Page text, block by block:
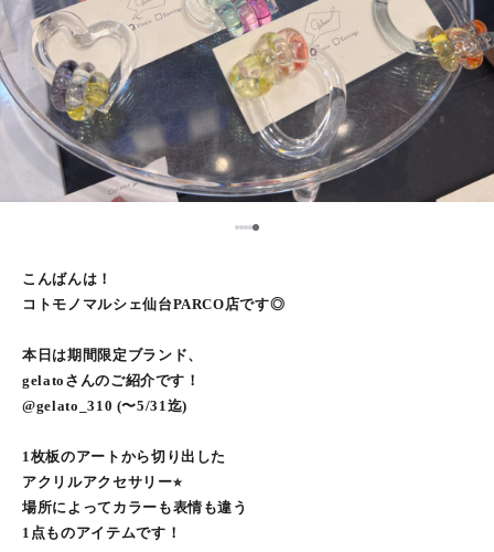
1234
こんばんは！
コトモノマルシェ仙台PARCO店です◎
本日は期間限定ブランド、
gelatoさんのご紹介です！
@gelato_310 (〜5/31迄)
1枚板のアートから切り出した
アクリルアクセサリー⭐︎
場所によってカラーも表情も違う
1点ものアイテムです！